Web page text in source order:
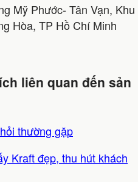
Mỹ Phước- Tân Vạn, Khu
Hòa, TP Hồ Chí Minh
liên quan đến sản
thường gặp
Kraft đẹp, thu hút khách